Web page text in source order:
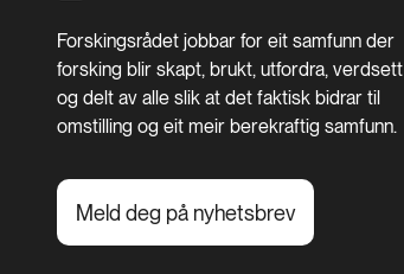
Forskingsrådet jobbar for eit samfunn der
forsking blir skapt, brukt, utfordra, verdsett
og delt av alle slik at det faktisk bidrar til
omstilling og eit meir berekraftig samfunn.
Meld deg på nyhetsbrev